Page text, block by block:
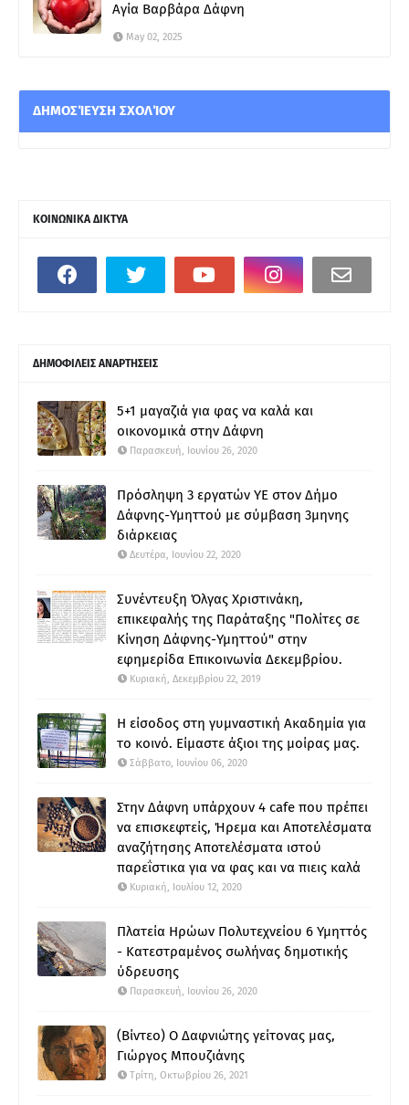
Αγία Βαρβάρα Δάφνη
May 02, 2025
ΔΗΜΟΣΊΕΥΣΗ ΣΧΟΛΊΟΥ
ΚΟΙΝΩΝΙΚΑ ΔΙΚΤΥΑ
ΔΗΜΟΦΙΛΕΙΣ ΑΝΑΡΤΗΣΕΙΣ
5+1 μαγαζιά για φας να καλά και
οικονομικά στην Δάφνη
Παρασκευή, Ιουνίου 26, 2020
Πρόσληψη 3 εργατών ΥΕ στον Δήμο
Δάφνης-Υμηττού με σύμβαση 3μηνης
διάρκειας
Δευτέρα, Ιουνίου 22, 2020
Συνέντευξη Όλγας Χριστινάκη,
επικεφαλής της Παράταξης "Πολίτες σε
Κίνηση Δάφνης-Υμηττού" στην
εφημερίδα Επικοινωνία Δεκεμβρίου.
Κυριακή, Δεκεμβρίου 22, 2019
Η είσοδος στη γυμναστική Ακαδημία για
το κοινό. Είμαστε άξιοι της μοίρας μας.
Σάββατο, Ιουνίου 06, 2020
Στην Δάφνη υπάρχουν 4 cafe που πρέπει
να επισκεφτείς, Ήρεμα και Αποτελέσματα
αναζήτησης Αποτελέσματα ιστού
παρεΐστικα για να φας και να πιεις καλά
Κυριακή, Ιουλίου 12, 2020
Πλατεία Ηρώων Πολυτεχνείου 6 Υμηττός
- Κατεστραμένος σωλήνας δημοτικής
ύδρευσης
Παρασκευή, Ιουνίου 26, 2020
(Βίντεο) Ο Δαφνιώτης γείτονας μας,
Γιώργος Μπουζιάνης
Τρίτη, Οκτωβρίου 26, 2021